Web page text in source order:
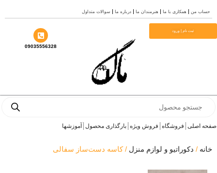
من همکاری با ما هنرمندان ما درباره ما سوالات متداول
ثبت نام | ورود
09035556328
اصلی فروشگاه فروش ویژه بارگذاری محصول آموزشها
/دکوراتیو و لوازم منزل/ کاسه دست‌ساز سفالی